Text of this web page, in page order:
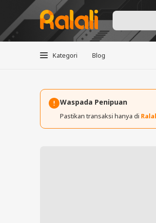
Kategori Blog
Waspada Penipuan
Pastikan transaksi hanya di